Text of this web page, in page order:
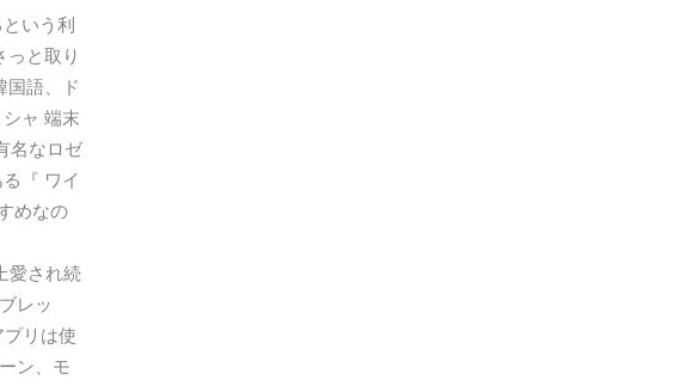
いう利
と取り
国語、ド
ャ 端末
名なロゼ
『 ワイ
めなの
愛され続
レッ
リは使
ン、モ